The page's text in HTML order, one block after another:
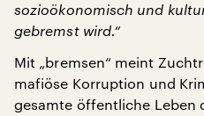
sozioökonomisch und
gebremst wird.“
Mit „bremsen“ meint
mafiöse Korruption und
gesamte öffentliche Leben